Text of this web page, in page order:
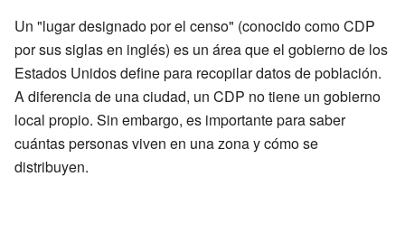
Un "lugar designado por el censo" (conocido como CDP
por sus siglas en inglés) es un área que el gobierno de los
Estados Unidos define para recopilar datos de población.
A diferencia de una ciudad, un CDP no tiene un gobierno
local propio. Sin embargo, es importante para saber
cuántas personas viven en una zona y cómo se
distribuyen.